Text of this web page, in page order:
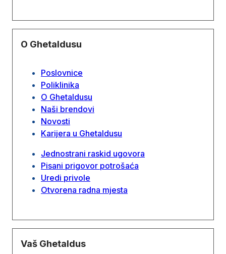
O Ghetaldusu
Poslovnice
Poliklinika
O Ghetaldusu
Naši brendovi
Novosti
Karijera u Ghetaldusu
Jednostrani raskid ugovora
Pisani prigovor potrošaća
Uredi privole
Otvorena radna mjesta
Vaš Ghetaldus